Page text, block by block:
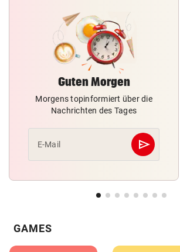
Guten Morgen
Morgens topinformiert über die
Nachrichten des Tages
E-Mail send
GAMES